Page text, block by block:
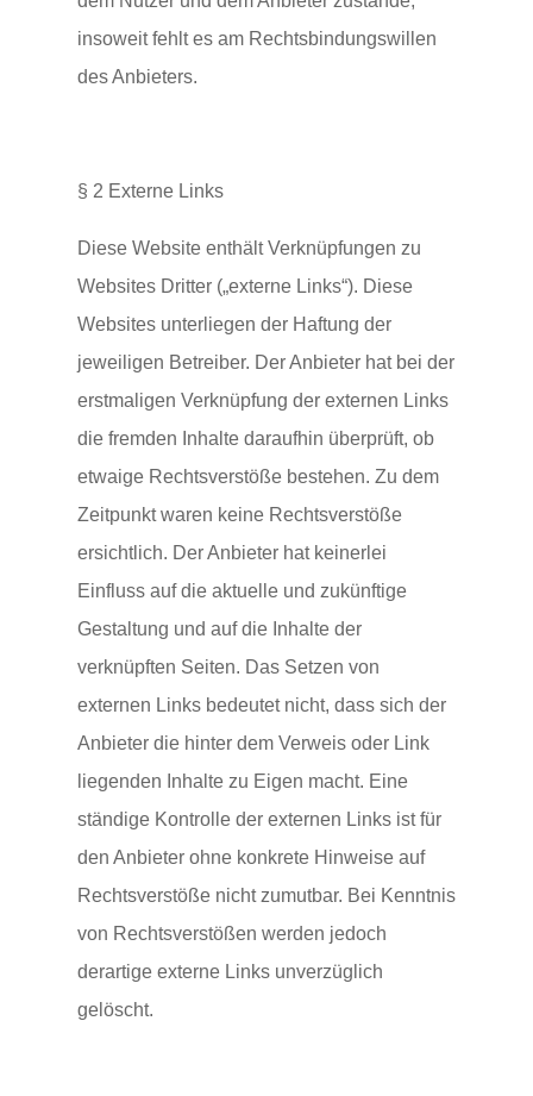
insoweit fehlt es am Rechtsbindungswillen
des Anbieters.
§ 2 Externe Links
Diese Website enthält Verknüpfungen zu
Websites Dritter („externe Links“). Diese
Websites unterliegen der Haftung der
jeweiligen Betreiber. Der Anbieter hat bei der
erstmaligen Verknüpfung der externen Links
die fremden Inhalte daraufhin überprüft, ob
etwaige Rechtsverstöße bestehen. Zu dem
Zeitpunkt waren keine Rechtsverstöße
ersichtlich. Der Anbieter hat keinerlei
Einfluss auf die aktuelle und zukünftige
Gestaltung und auf die Inhalte der
verknüpften Seiten. Das Setzen von
externen Links bedeutet nicht, dass sich der
Anbieter die hinter dem Verweis oder Link
liegenden Inhalte zu Eigen macht. Eine
ständige Kontrolle der externen Links ist für
den Anbieter ohne konkrete Hinweise auf
Rechtsverstöße nicht zumutbar. Bei Kenntnis
von Rechtsverstößen werden jedoch
derartige externe Links unverzüglich
gelöscht.